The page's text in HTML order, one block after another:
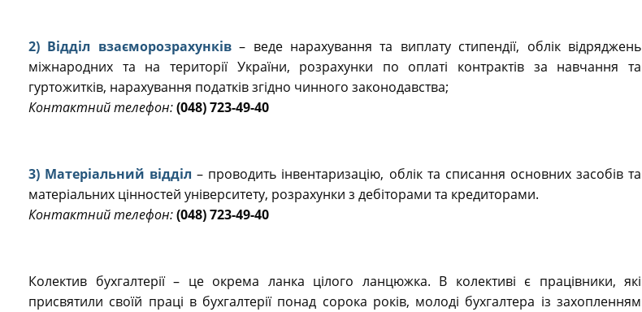
2) Відділ взаєморозрахунків– веде нарахування та виплату стипендії, облік відряджень
міжнародних та на території України, розрахунки по оплаті контрактів за навчання та
гуртожитків, нарахування податків згідно чинного законодавства;
Контактний телефон:(048) 723-49-40
3) Матеріальний відділ – проводить інвентаризацію, облік та списання основних засобів та
матеріальних цінностей університету, розрахунки з дебіторами та кредиторами.
Контактний телефон:(048) 723-49-40
Колектив бухгалтерії – це окрема ланка цілого ланцюжка. В колективі є працівники, які
присвятили своїй праці в бухгалтерії понад сорока років, молоді бухгалтера із захопленням